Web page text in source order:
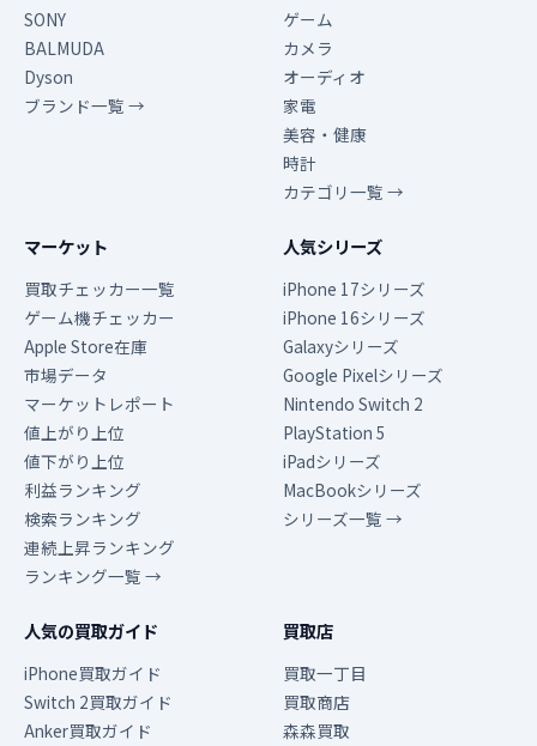
SONY
BALMUDA
Dyson
ブランド一覧 →
ゲーム
カメラ
オーディオ
家電
美容・健康
時計
カテゴリ一覧 →
マーケット
買取チェッカー一覧
ゲーム機チェッカー
Apple Store在庫
市場データ
マーケットレポート
値上がり上位
値下がり上位
利益ランキング
検索ランキング
連続上昇ランキング
ランキング一覧 →
人気シリーズ
iPhone 17シリーズ
iPhone 16シリーズ
Galaxyシリーズ
Google Pixelシリーズ
Nintendo Switch 2
PlayStation 5
iPadシリーズ
MacBookシリーズ
シリーズ一覧 →
人気の買取ガイド
iPhone買取ガイド
Switch 2買取ガイド
Anker買取ガイド
買取店
買取一丁目
買取商店
森森買取